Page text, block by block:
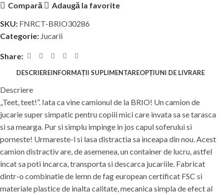
Compară
Adaugă la favorite
SKU: FNRCT-BRIO30286
Categorie: Jucarii
Share:
DESCRIEREINFORMAȚII SUPLIMENTAREOPȚIUNI DE LIVRARE
Descriere
„Teet, teet!”. Iata ca vine camionul de la BRIO! Un camion de
jucarie super simpatic pentru copiii mici care invata sa se tarasca
si sa mearga. Pur si simplu impinge in jos capul soferului si
porneste! Urmareste-l si lasa distractia sa inceapa din nou. Acest
camion distractiv are, de asemenea, un container de lucru, astfel
incat sa poti incarca, transporta si descarca jucariile. Fabricat
dintr-o combinatie de lemn de fag european certificat FSC si
materiale plastice de inalta calitate, mecanica simpla de efect al